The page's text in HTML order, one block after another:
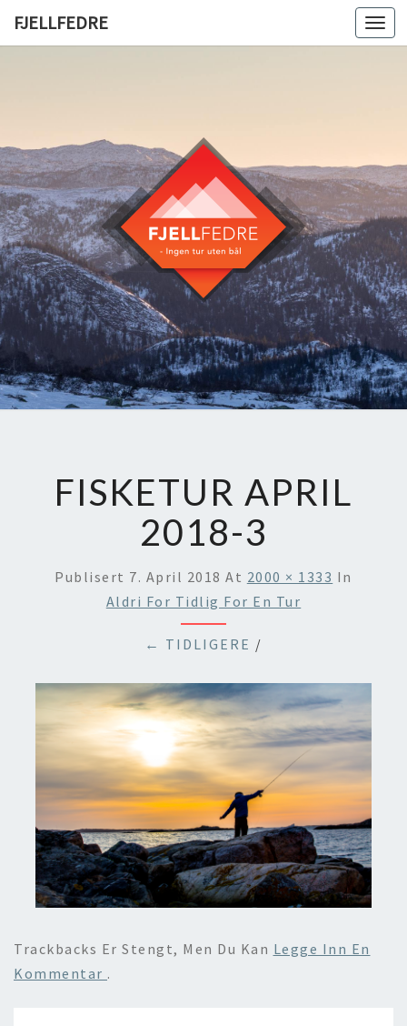
FJELLFEDRE
FISKETUR APRIL
2018-3
Publisert 7. April 2018 At 2000 × 1333 In
Aldri For Tidlig For En Tur
← TIDLIGERE /
Trackbacks Er Stengt, Men Du Kan Legge Inn En
Kommentar .